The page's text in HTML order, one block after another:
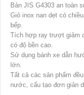
Bản JIS G4303 an toàn
Giỏ inox nan dẹt có
bếp.
Tích hợp ray trượt giảm
có độ bền cao.
Sử dụng bánh xe dẫn
lớn.
Tất cả các sản phẩm
nước, cấu tạo đơn giản